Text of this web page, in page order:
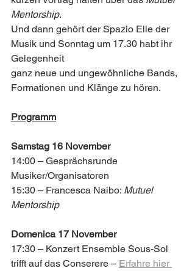
Mentorship.
Und dann gehört der Spazio Elle der
Musik und Sonntag um 17.30 habt ihr
Gelegenheit
ganz neue und ungewöhnliche Bands,
Formationen und Klänge zu hören.
Programm
Samstag 16 November
14:00 – Gesprächsrunde
Musiker/Organisatoren
15:30 – Francesca Naibo: Mutuel
Mentorship
Domenica 17 November
17:30 – Konzert Ensemble Sous-Sol
trifft auf das Conserere – Erfahre hier